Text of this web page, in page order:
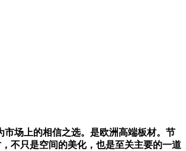
场上的相信之选。是欧洲高端板材。节
不只是空间的美化，也是至关主要的一道